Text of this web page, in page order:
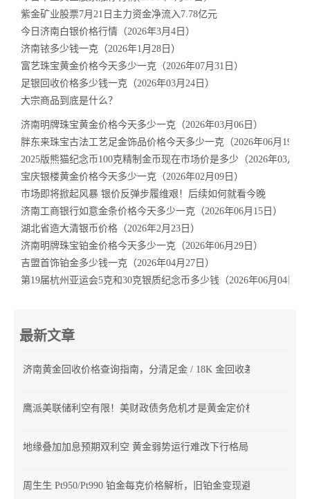
紫金矿业股票7月21日主力资金净流入7.78亿元
今日济南白银价格行情（2026年3月4日）
济南铱多少钱一克（2026年1月28日）
富艺珠宝黄金价格今天多少一克（2026年07月31日）
足银回收价格多少钱一克（2026年03月24日）
大宗商品到底是什么？
济南明牌珠宝黄金价格今天多少一克（2026年03月06日）
胖东来珠宝古法工艺足金饰品价格今天多少一克（2026年06月19日
2025版熊猫纪念币100克精制金币现在市场价是多少（2026年03月18
宝庆银楼黄金价格今天多少一克（2026年02月09日）
市场即将掀起风暴 银价反弹步履维艰！后续如何就看今晚
济南工商银行如意金条价格今天多少一克（2026年06月15日）
湖北省造大清银币价格（2026年2月23日）
济南明牌珠宝铂金价格今天多少一克（2026年06月29日）
吉盟首饰铂金多少钱一克（2026年04月27日）
第19届杭州亚运会5克和30克银质纪念币多少钱（2026年06月04日）
最新文章
济南黄金回收价格查询指南，分清足金 / 18K 金回收差价
鹰派美联储利空有限！美财政债务危机才是黄金定价核心
地缘叠加加息预期双利空 黄金弱势运行难改下行格局
周生生 Pt950/Pt990 铂金每克价格解析，旧铂金变现避坑指南